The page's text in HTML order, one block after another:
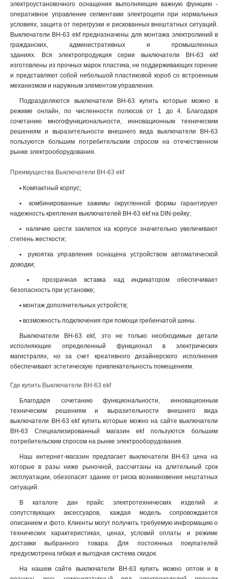
электроустановочного оснащения выполняющие важную функцию -
оперативное управление сегментами электроцепи при нормальных
условиях, защита от перегрузки и рискованных внештатных ситуаций.
Выключатели ВН-63 ekf предназначены для монтажа электролиний в
гражданских, административных и промышленных
зданиях. Вся электропродукция серии выключатели ВН-63 ekf
изготовлены из прочных марок пластика, не поддерживающих горение
и представляют собой небольшой пластиковой короб со встроенным
механизмом и наружным элементом управления.
Подразделяются выключатели ВН-63 купить которые можно в
режиме онлайн, по численности полюсов от 1 до 4. Благодаря
сочетанию многофункциональности, инновационным техническим
решениям и выразительности внешнего вида выключатели ВН-63
пользуются большим потребительским спросом на отечественном
рынке электрооборудования.
Преимущества Выключатели ВН-63 ekf
▪ Компактный корпус;
▪ комбинированные зажимы округленной формы гарантируют
надежность крепления выключателей ВН-63 ekf на DIN-рейку;
▪ наличие шести заклепок на корпусе значительно увеличивают
степень жесткости;
▪ рукоятка управления оснащена устройством автоматической
доводки;
▪ прозрачная вставка над индикатором обеспечивает
безопасность при установке;
▪ монтаж дополнительных устройств;
▪ возможность подключения при помощи гребенчатой шины.
Выключатели ВН-63 ekf, это не только необходимые детали
исполняющие определенный функционал в электрических
магистралях, но за счет креативного дизайнерского исполнения
обеспечивают эстетическую привлекательность помещениям.
Где купить Выключатели ВН-63 ekf
Благодаря сочетанию функциональности, инновационным
техническим решениям и выразительности внешнего вида
выключатели ВН-63 ekf купить которые можно на сайте выключатели
ВН-63 Специализированный магазин ekf пользуются большим
потребительским спросом на рынке электрооборудования.
Наш интернет-магазин предлагает выключатели ВН-63 цена на
которые в разы ниже рыночной, рассчитаны на длительный срок
эксплуатации, обезопасят здание от риска возникновения нештатных
ситуаций.
В каталоге дан прайс электротехнических изделий и
сопутствующих аксессуаров, каждая модель сопровождается
описанием и фото. Клиенты могут получить требуемую информацию о
технических характеристиках, ценах, условий оплаты и режиме
доставки выбранного товара. Для постоянных покупателей
предусмотрена гибкая и выгодная система скидок.
На нашем сайте выключатели ВН-63 купить можно оптом и в